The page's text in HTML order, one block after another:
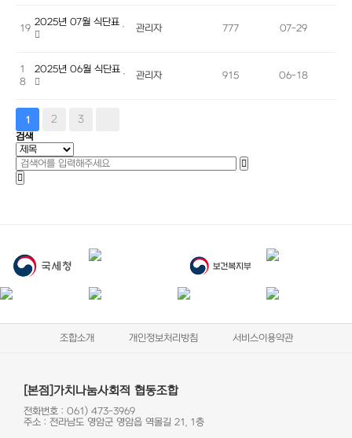
19
2025년 07월 식단표
관리자 777 07-29
1
8
2025년 06월 식단표
관리자 915 06-18
1 2 3
검색
조합소개 개인정보처리방침 서비스이용약관
[본점]가치나눔사회적 협동조합
전화번호 : 061) 473-3969
주소 : 전라남도 영암군 영암읍 역몰길 21, 1층